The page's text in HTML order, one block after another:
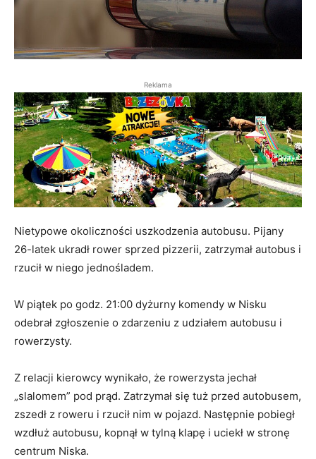
Reklama
Nietypowe okoliczności uszkodzenia autobusu. Pijany
26-latek ukradł rower sprzed pizzerii, zatrzymał autobus i
rzucił w niego jednośladem.
W piątek po godz. 21:00 dyżurny komendy w Nisku
odebrał zgłoszenie o zdarzeniu z udziałem autobusu i
rowerzysty.
Z relacji kierowcy wynikało, że rowerzysta jechał
„slalomem” pod prąd. Zatrzymał się tuż przed autobusem,
zszedł z roweru i rzucił nim w pojazd. Następnie pobiegł
wzdłuż autobusu, kopnął w tylną klapę i uciekł w stronę
centrum Niska.